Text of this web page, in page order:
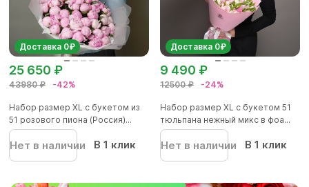
Доставка 0₽
43980 ₽ -42%
25 650 ₽
Набор размер XL с букетом из
51 розового пиона (Россия)...
Нет в наличии В 1 клик
Доставка 0₽
12500 ₽ -24%
9 490 ₽
Набор размер XL с букетом 51
тюльпана нежный микс в фоа...
Нет в наличии В 1 клик